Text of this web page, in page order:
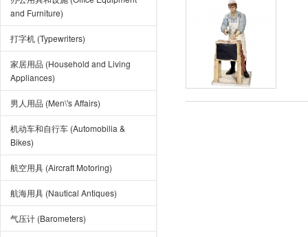
and Furniture)
打字机 (Typewriters)
家居用品 (Household and Living
Appliances)
男人用品 (Men\'s Affairs)
机动车和自行车 (Automobilia &
Bikes)
航空用具 (Aircraft Motoring)
航海用具 (Nautical Antiques)
气压计 (Barometers)